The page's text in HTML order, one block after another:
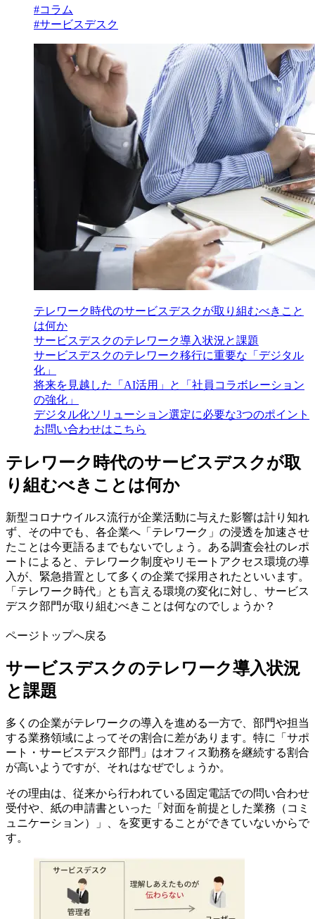
#コラム
#サービスデスク
テレワーク時代のサービスデスクが取り組むべきこと
は何か
サービスデスクのテレワーク導入状況と課題
サービスデスクのテレワーク移行に重要な「デジタル
化」
将来を見越した「AI活用」と「社員コラボレーション
の強化」
デジタル化ソリューション選定に必要な3つのポイント
お問い合わせはこちら
テレワーク時代のサービスデスクが取
り組むべきことは何か
新型コロナウイルス流行が企業活動に与えた影響は計り知れ
ず、その中でも、各企業へ「テレワーク」の浸透を加速させ
たことは今更語るまでもないでしょう。ある調査会社のレポ
ートによると、テレワーク制度やリモートアクセス環境の導
入が、緊急措置として多くの企業で採用されたといいます。
「テレワーク時代」とも言える環境の変化に対し、サービス
デスク部門が取り組むべきことは何なのでしょうか？
ページトップへ戻る
サービスデスクのテレワーク導入状況
と課題
多くの企業がテレワークの導入を進める一方で、部門や担当
する業務領域によってその割合に差があります。特に「サポ
ート・サービスデスク部門」はオフィス勤務を継続する割合
が高いようですが、それはなぜでしょうか。
その理由は、従来から行われている固定電話での問い合わせ
受付や、紙の申請書といった「対面を前提とした業務（コミ
ュニケーション）」、を変更することができていないからで
す。